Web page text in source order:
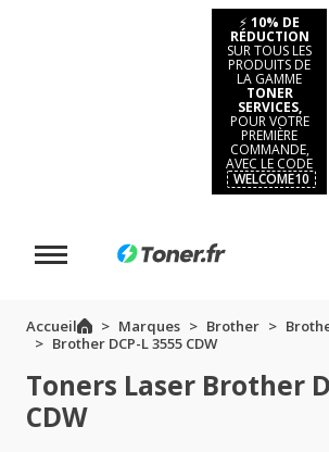
⚡ 10% DE
RÉDUCTION
SUR TOUS LES
PRODUITS DE
LA GAMME
TONER
SERVICES,
POUR VOTRE
PREMIÈRE
COMMANDE,
AVEC LE CODE
WELCOME10
Accueil Marques Brother
Brother DCP-L 3555 CDW
Toners Laser Brother
CDW